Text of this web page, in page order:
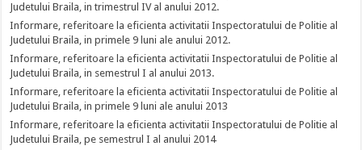
Judetului Braila, in trimestrul IV al anului 2012.
Informare, referitoare la eficienta activitatii Inspectoratului de Politie al
Judetului Braila, in primele 9 luni ale anului 2012.
Informare, referitoare la eficienta activitatii Inspectoratului de Politie al
Judetului Braila, in semestrul I al anului 2013.
Informare, referitoare la eficienta activitatii Inspectoratului de Politie al
Judetului Braila, in primele 9 luni ale anului 2013
Informare, referitoare la eficienta activitatii Inspectoratului de Politie al
Judetului Braila, pe semestrul I al anului 2014